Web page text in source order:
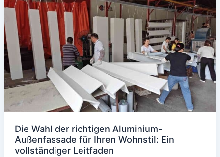
Die Wahl der richtigen Aluminium-
Außenfassade für Ihren Wohnstil: Ein
vollständiger Leitfaden